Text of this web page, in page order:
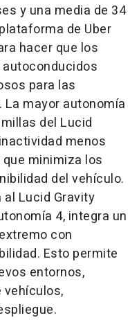
y una media de 34
de Uber
hacer que los
para las
mayor autonomía
del Lucid
menos
minimiza los
del vehículo.
Lucid Gravity
4, integra un
con
Esto permite
entornos,